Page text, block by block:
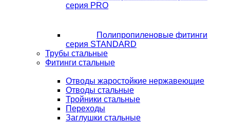
серия PRO
Полипропиленовые фитинги
серия STANDARD
Трубы стальные
Фитинги стальные
Отводы жаростойкие нержавеющие
Отводы стальные
Тройники стальные
Переходы
Заглушки стальные